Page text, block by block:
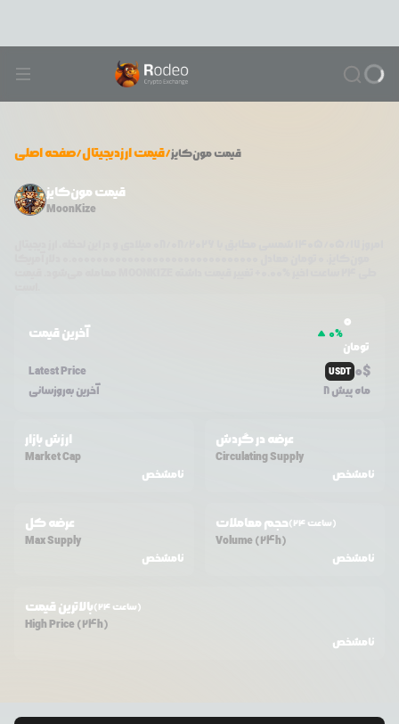
صفحه اصلی/قیمت ارزدیجیتال/ قیمتمون‌کایز
قیمت مون‌کایز
MoonKize
آخرین قیمت 0%
0
تومان
Latest Price
USDT 0$
آخرین به‌روزسانی 8 ماه پیش
ارزش بازار
Market Cap
نامشخص
عرضه در گردش
Circulating Supply
نامشخص
عرضه کل
Max Supply
نامشخص
حجم معاملات (24 ساعت)
Volume (24h)
نامشخص
بالاترین قیمت (24 ساعت)
High Price (24h)
نامشخص